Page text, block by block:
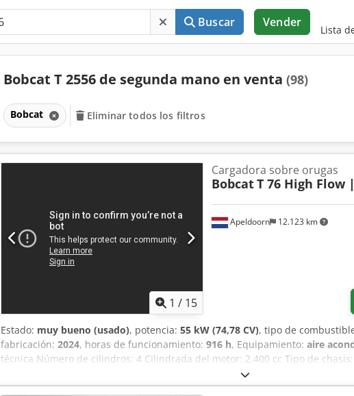
Buscar Vender
Lista
Bobcat T 2556 de segunda mano en venta (98)
Bobcat Eliminar todos los filtros
1 / 15
Apeldoorn 12.123 km
Cargadora sobre orugas
BobcatT 76 High Flow
Estado: muy bueno (usado), potencia: 55 kW (74,78 CV), tipo de
fabricación: 2024, horas de funcionamiento: 916 h, Equipamiento: aire
técnica Número de cilindros: 4 Cilindrada del motor: 2.400 cc Tipo de
Marca del motor: Bobcat Peso en vacío: 4.898 kg Dimensiones (L x A x H): 390
Sistema de cambio rápido: Sí Certificación CE: sí Estado Estado técnico: